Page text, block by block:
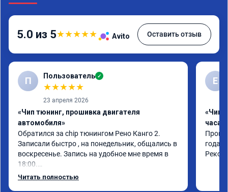
5.0 из 5★★★★★ Avito Оставить отзыв
П Пользователь ✓
★★★★★
23 апреля 2026
«Чип тюнинг, прошивка двигателя
автомобиля»
Обратился за chip тюнингом Рено Канго 2.
Записали быстро , на понедельник, общались в
воскресенье. Запись на удобное мне время в
18:00.
Работу выполнили за 30 минут, качественно,
Читать полностью
Е
«Чип
часа»
года.